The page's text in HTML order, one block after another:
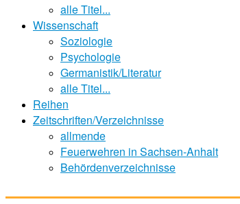
alle Titel...
Wissenschaft
Soziologie
Psychologie
Germanistik/Literatur
alle Titel...
Reihen
Zeitschriften/Verzeichnisse
allmende
Feuerwehren in Sachsen-Anhalt
Behördenverzeichnisse